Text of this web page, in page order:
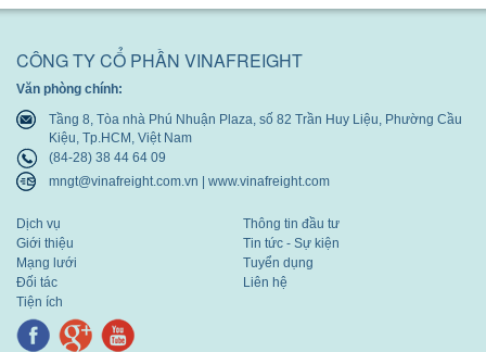
CÔNG TY CỔ PHẦN VINAFREIGHT
Văn phòng chính:
Tầng 8, Tòa nhà Phú Nhuận Plaza, số 82 Trần Huy Liệu, Phường Cầu
Kiệu, Tp.HCM, Việt Nam
(84-28) 38 44 64 09
mngt@vinafreight.com.vn | www.vinafreight.com
Dịch vụ
Giới thiệu
Mạng lưới
Đối tác
Tiện ích
Thông tin đầu tư
Tin tức - Sự kiện
Tuyển dụng
Liên hệ